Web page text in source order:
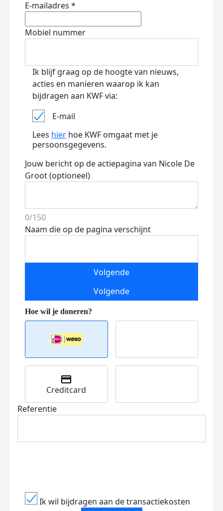
E-mailadres *
Mobiel nummer
Ik blijf graag op de hoogte van nieuws,
acties en manieren waarop ik kan
bijdragen aan KWF via:
E-mail
Lees hier hoe KWF omgaat met je
persoonsgegevens.
Jouw bericht op de actiepagina van Nicole De
Groot (optioneel)
0/150
Naam die op de pagina verschijnt
Volgende
Volgende
Creditcard
Referentie
Ik wil bijdragen aan de transactiekosten